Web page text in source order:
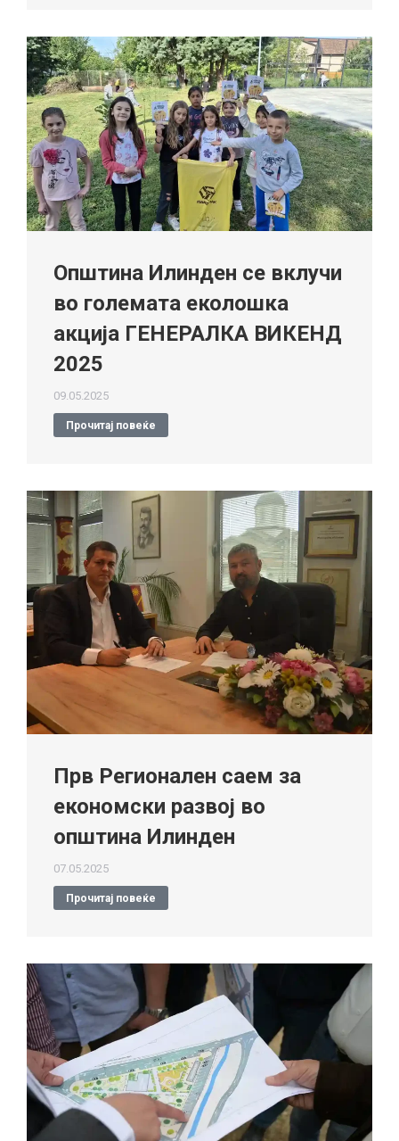
Општина Илинден се вклучи
во големата еколошка
акција ГЕНЕРАЛКА ВИКЕНД
2025
09.05.2025
Прочитај повеќе
Прв Регионален саем за
економски развој во
општина Илинден
07.05.2025
Прочитај повеќе